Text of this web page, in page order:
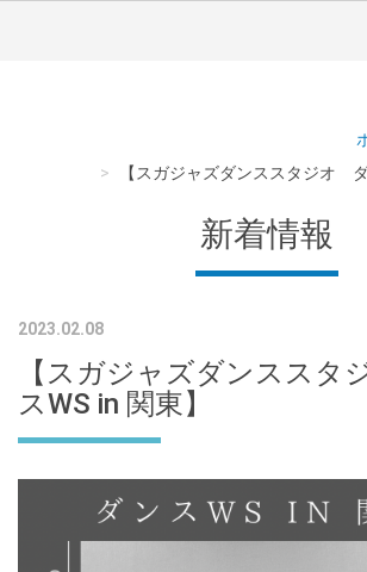
【スガジャズダンススタジオ ダ
新着情報
2023.02.08
【スガジャズダンスス
スWS in 関東】